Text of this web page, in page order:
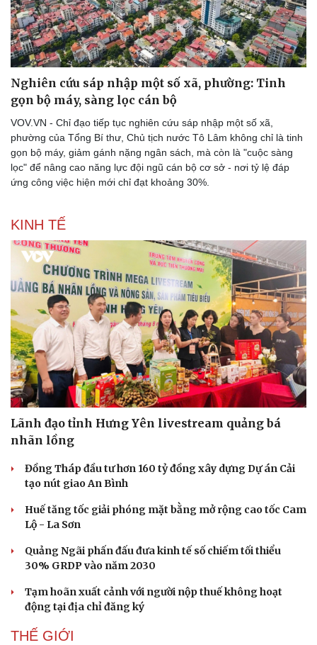
Doanh nghiệp
Nghiên cứu sáp nhập một số xã, phường: Tinh
gọn bộ máy, sàng lọc cán bộ
VOV.VN - Chỉ đạo tiếp tục nghiên cứu sáp nhập một số xã,
phường của Tổng Bí thư, Chủ tịch nước Tô Lâm không chỉ là tinh
gọn bộ máy, giảm gánh nặng ngân sách, mà còn là "cuộc sàng
lọc" để nâng cao năng lực đội ngũ cán bộ cơ sở - nơi tỷ lệ đáp
ứng công việc hiện mới chỉ đạt khoảng 30%.
KINH TẾ
Lãnh đạo tỉnh Hưng Yên livestream quảng bá
nhãn lồng
Đồng Tháp đầu tư hơn 160 tỷ đồng xây dựng Dự án Cải
tạo nút giao An Bình
Huế tăng tốc giải phóng mặt bằng mở rộng cao tốc Cam
Lộ - La Sơn
Quảng Ngãi phấn đấu đưa kinh tế số chiếm tối thiểu
30% GRDP vào năm 2030
Tạm hoãn xuất cảnh với người nộp thuế không hoạt
động tại địa chỉ đăng ký
THẾ GIỚI